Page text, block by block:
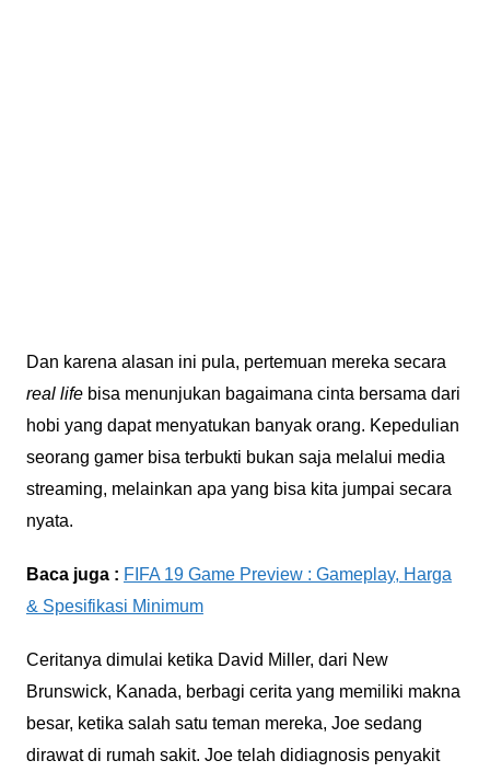
Dan karena alasan ini pula, pertemuan mereka secara
real lifebisa menunjukan bagaimana cinta bersama dari
hobi yang dapat menyatukan banyak orang. Kepedulian
seorang gamer bisa terbukti bukan saja melalui media
streaming, melainkan apa yang bisa kita jumpai secara
nyata.
Baca juga : FIFA 19 Game Preview : Gameplay, Harga
& Spesifikasi Minimum
Ceritanya dimulai ketika David Miller, dari New
Brunswick, Kanada, berbagi cerita yang memiliki makna
besar, ketika salah satu teman mereka, Joe sedang
dirawat di rumah sakit. Joe telah didiagnosis penyakit